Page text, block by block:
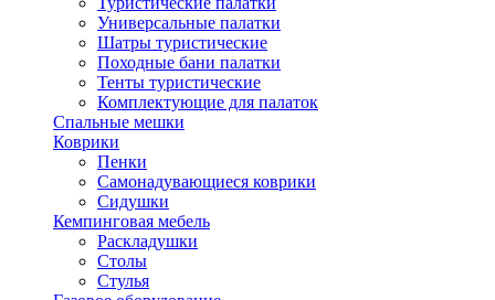
Универсальные палатки
Шатры туристические
Походные бани палатки
Тенты туристические
Комплектующие для палаток
Спальные мешки
Коврики
Пенки
Самонадувающиеся коврики
Сидушки
Кемпинговая мебель
Раскладушки
Столы
Стулья